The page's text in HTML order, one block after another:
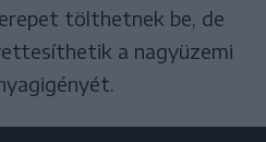
tölthetnek be, de
a nagyüzemi